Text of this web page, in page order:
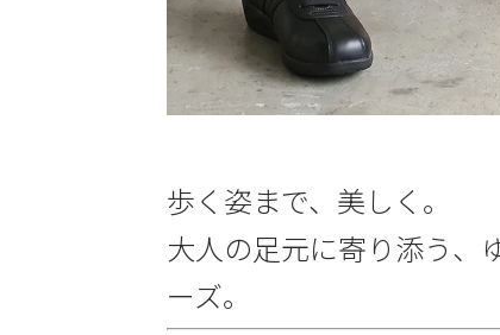
歩く姿まで、美しく。
大人の足元に寄り添う、
ーズ。